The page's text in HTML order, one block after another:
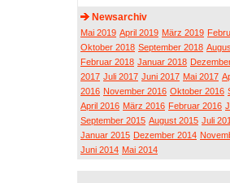
Newsarchiv
Mai 2019 April 2019 März 2019
Oktober 2018 September 2018
Februar 2018 Januar 2018
2017 Juli 2017 Juni 2017 Mai 2017
2016 November 2016 Oktober 2016
April 2016 März 2016 Februar 2016
September 2015 August 2015 Juli
Januar 2015 Dezember 2014
Juni 2014 Mai 2014